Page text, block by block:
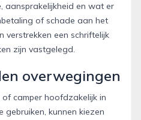
aansprakelijkheid en wat er
of schade aan het
verstrekken een schriftelijk
zijn vastgelegd.
overwegingen
camper hoofdzakelijk in
kunnen kiezen